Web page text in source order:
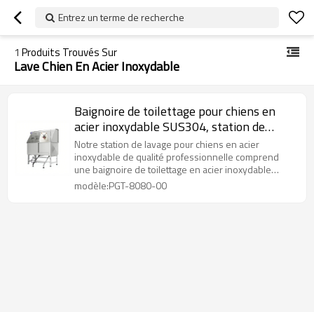
Entrez un terme de recherche
1 Produits Trouvés Sur
Lave Chien En Acier Inoxydable
Baignoire de toilettage pour chiens en
acier inoxydable SUS304, station de
lavage pour animaux avec porte et
échelle
Notre station de lavage pour chiens en acier
inoxydable de qualité professionnelle comprend
une baignoire de toilettage en acier inoxydable
durable et hygiénique, conçue comme la baignoire
modèle:PGT-8080-00